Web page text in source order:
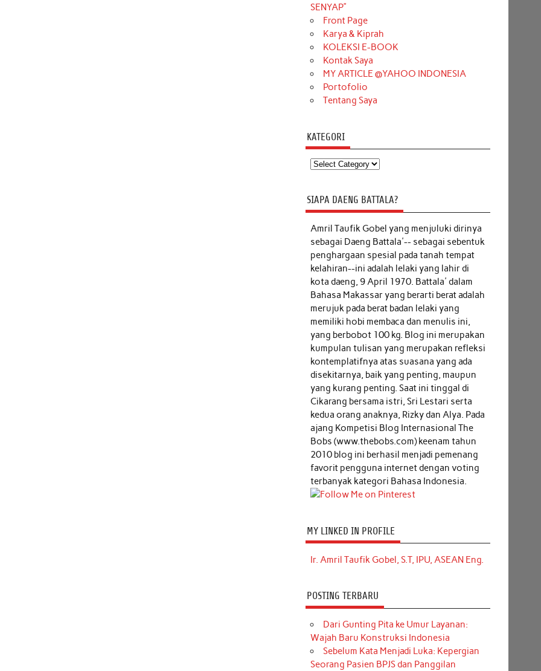
SENYAP”
Front Page
Karya & Kiprah
KOLEKSI E-BOOK
Kontak Saya
MY ARTICLE @YAHOO INDONESIA
Portofolio
Tentang Saya
KATEGORI
Kategori
SIAPA DAENG BATTALA?
Amril Taufik Gobel yang menjuluki dirinya
sebagai Daeng Battala'-- sebagai sebentuk
penghargaan spesial pada tanah tempat
kelahiran--ini adalah lelaki yang lahir di
kota daeng, 9 April 1970. Battala' dalam
Bahasa Makassar yang berarti berat adalah
merujuk pada berat badan lelaki yang
memiliki hobi membaca dan menulis ini,
yang berbobot 100 kg. Blog ini merupakan
kumpulan tulisan yang merupakan refleksi
kontemplatifnya atas suasana yang ada
disekitarnya, baik yang penting, maupun
yang kurang penting. Saat ini tinggal di
Cikarang bersama istri, Sri Lestari serta
kedua orang anaknya, Rizky dan Alya. Pada
ajang Kompetisi Blog Internasional The
Bobs (www.thebobs.com) keenam tahun
2010 blog ini berhasil menjadi pemenang
favorit pengguna internet dengan voting
terbanyak kategori Bahasa Indonesia.
MY LINKED IN PROFILE
Ir. Amril Taufik Gobel, S.T, IPU, ASEAN Eng.
POSTING TERBARU
Dari Gunting Pita ke Umur Layanan:
Wajah Baru Konstruksi Indonesia
Sebelum Kata Menjadi Luka: Kepergian
Seorang Pasien BPJS dan Panggilan